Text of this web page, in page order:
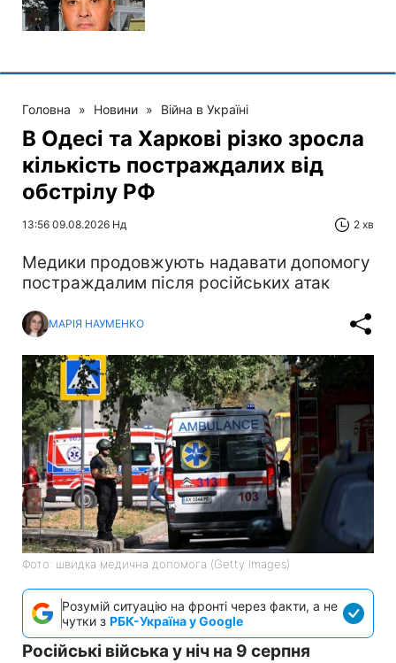
Головна » Новини » Війна в Україні
В Одесі та Харкові різко зросла
кількість постраждалих від
обстрілу РФ
13:56 09.08.2026 Нд 2 хв
Медики продовжують надавати допомогу
постраждалим після російських атак
МАРІЯ НАУМЕНКО
Фото: швидка медична допомога (Getty Images)
Розумій ситуацію на фронті через факти, а не
чутки з РБК-Україна у Google
Російські війська у ніч на 9 серпня